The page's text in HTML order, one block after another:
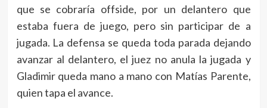
que se cobraría offside, por un delantero que
estaba fuera de juego, pero sin participar de a
jugada. La defensa se queda toda parada dejando
avanzar al delantero, el juez no anula la jugada y
Gladimir queda mano a mano con Matías Parente,
quien tapa el avance.